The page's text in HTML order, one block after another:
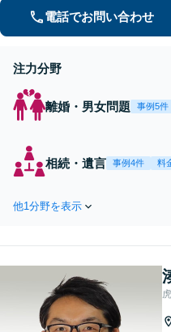
電話でお問い合わせ
注力分野
離婚・男女問題 事例5件
相続・遺言 事例4件 料
他1分野を表示